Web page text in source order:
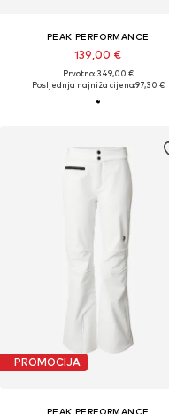
PEAK PERFORMANCE
139,00 €
Prvotno: 349,00 €
Posljednja najniža cijena:97,30 €
PROMOCIJA
PEAK PERFORMANCE